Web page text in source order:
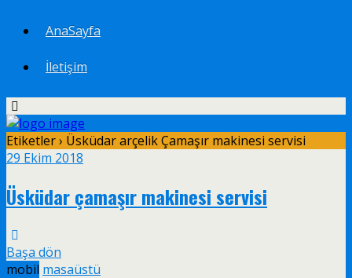
AnaSayfa
İletişim
Etiketler › Üsküdar arçelik Çamaşır makinesi servisi
29 Ekim 2018
Üsküdar çamaşır makinesi servisi
Başa dön
mobil masaüstü